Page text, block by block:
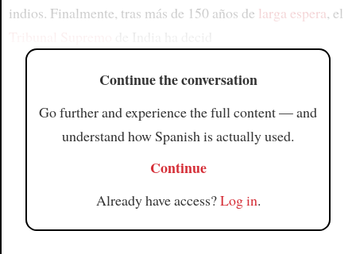
indios. Finalmente, tras más de 150 años de larga espera, el
Continue the conversation
Go further and experience the full content — and
understand how Spanish is actually used.
Continue
Already have access?Log in.